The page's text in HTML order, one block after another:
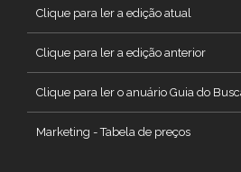
Clique para ler a edição atual
Clique para ler a edição anterior
Clique para ler o anuário Guia do
Marketing - Tabela de preços